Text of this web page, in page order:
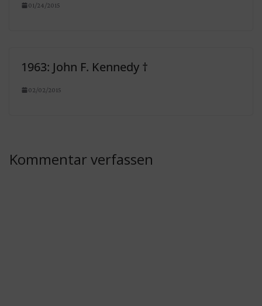
01/24/2015
1963: John F. Kennedy †
02/02/2015
Kommentar verfassen